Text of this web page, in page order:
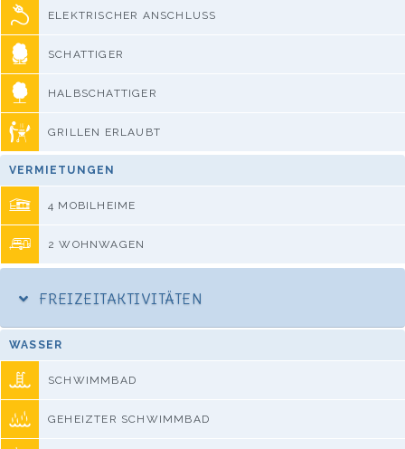
ELEKTRISCHER ANSCHLUSS
SCHATTIGER
HALBSCHATTIGER
GRILLEN ERLAUBT
VERMIETUNGEN
4 MOBILHEIME
2 WOHNWAGEN
FREIZEITAKTIVITÄTEN
WASSER
SCHWIMMBAD
GEHEIZTER SCHWIMMBAD